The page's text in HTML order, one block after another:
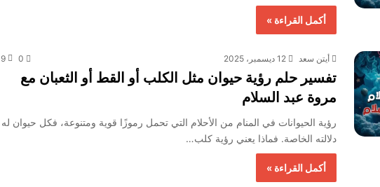
أكمل القراءة »
أيتن سعد 12 ديسمبر، 2025 0
9
تفسير حلم رؤية حيوان مثل الكلب أو القط أو الثعبان مع
مروة عبد السلام
رؤية الحيوانات في المنام من الأحلام التي تحمل رموزًا قوية ومتنوعة، فكل حيوان له
دلالته الخاصة. فماذا يعني رؤية كلب…
أكمل القراءة »